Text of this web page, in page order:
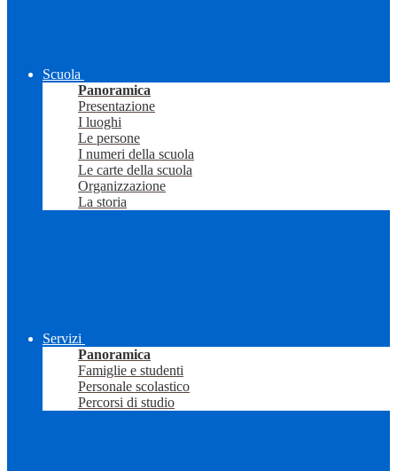
Scuola
Panoramica
Presentazione
I luoghi
Le persone
I numeri della scuola
Le carte della scuola
Organizzazione
La storia
Servizi
Panoramica
Famiglie e studenti
Personale scolastico
Percorsi di studio